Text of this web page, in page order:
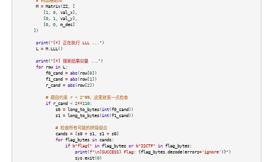
M = Matrix(ZZ, [
[1, 0, val_x],
[0, 1, val_y],
[0, 0, m_dec]
])
print( "[*] 正在执行 LLL ..." )
L = M.LLL()
print( "[*] 搜索结果向量 ..." )
for row in L:
f0_cand = abs( row[0])
f1_cand = abs( row[1])
r_cand = abs( row[2])
# 题目约束 r < 2^99，这里放宽一点检查
if r_cand < 2**110:
s0 = long_to_bytes(int(f0_cand ))
s1 = long_to_bytes(int(f1_cand ))
# 检查所有可能的拼接组合
cands =[s0 + s1, s1 + s0]
for flag_bytes in cands:
if b"flag{" in flag_bytes or b"ISCTF" in flag_bytes:
print(f"\n[SUCCESS] Flag: {flag_bytes.decode(errors='ignore' )}" )
sys.exit(0)